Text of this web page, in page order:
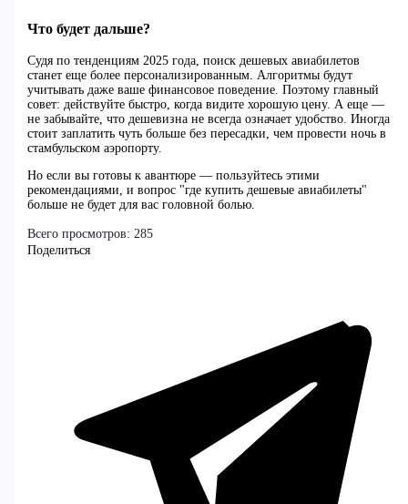
Что будет дальше?
Судя по тенденциям 2025 года, поиск дешевых авиабилетов
станет еще более персонализированным. Алгоритмы будут
учитывать даже ваше финансовое поведение. Поэтому главный
совет: действуйте быстро, когда видите хорошую цену. А еще —
не забывайте, что дешевизна не всегда означает удобство. Иногда
стоит заплатить чуть больше без пересадки, чем провести ночь в
стамбульском аэропорту.
Но если вы готовы к авантюре — пользуйтесь этими
рекомендациями, и вопрос "где купить дешевые авиабилеты"
больше не будет для вас головной болью.
Всего просмотров: 285
Поделиться